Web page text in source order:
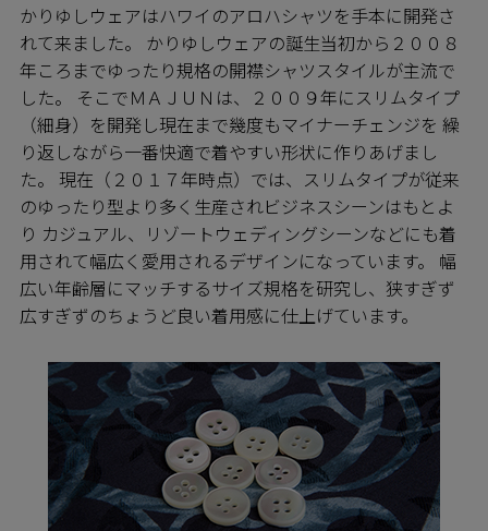
かりゆしウェアはハワイのアロハシャツを手本に開発さ
れて来ました。 かりゆしウェアの誕生当初から２００８
年ころまでゆったり規格の開襟シャツスタイルが主流で
した。 そこでＭＡＪＵＮは、２００９年にスリムタイプ
（細身）を開発し現在まで幾度もマイナーチェンジを 繰
り返しながら一番快適で着やすい形状に作りあげまし
た。 現在（２０１７年時点）では、スリムタイプが従来
のゆったり型より多く生産されビジネスシーンはもとよ
り カジュアル、リゾートウェディングシーンなどにも着
用されて幅広く愛用されるデザインになっています。 幅
広い年齢層にマッチするサイズ規格を研究し、狭すぎず
広すぎずのちょうど良い着用感に仕上げています。